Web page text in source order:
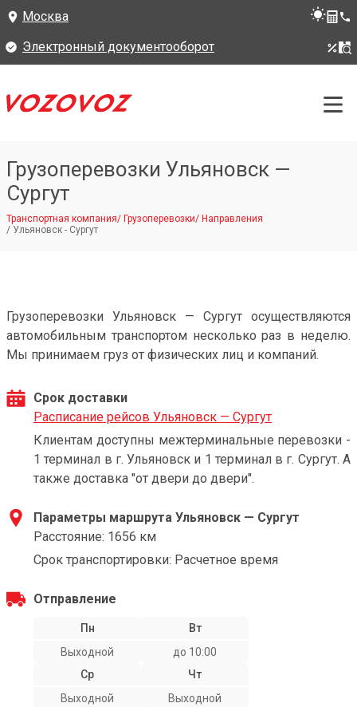
Москва
Электронный документооборот
Грузоперевозки Ульяновск —
Сургут
Транспортная компания/ Грузоперевозки/ Направления
/ Ульяновск - Сургут
Грузоперевозки Ульяновск — Сургут осуществляются
автомобильным транспортом несколько раз в неделю.
Мы принимаем груз от физических лиц и компаний.
Срок доставки
Расписание рейсов Ульяновск — Сургут
Клиентам доступны межтерминальные перевозки -
1 терминал в г. Ульяновск и 1 терминал в г. Сургут. А
также доставка "от двери до двери".
Параметры маршрута Ульяновск — Сургут
Расстояние: 1656 км
Срок транспортировки: Расчетное время
Отправление
Пн
Выходной
Вт
до 10:00
Ср
Выходной
Чт
Выходной